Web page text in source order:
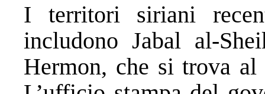
I territori siriani
includono Jabal al-
Hermon, che si trova